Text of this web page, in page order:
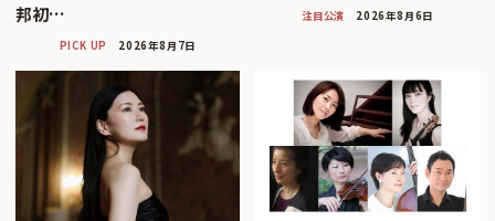
邦初…
PICK UP 2026年8月7日
注目公演 2026年8月6日